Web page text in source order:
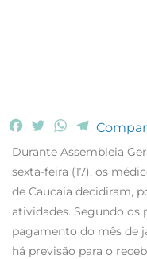
F
c
e
b
o
o
k
i
t
t
e
r
W
a
t
s
A
p
p
T
l
e
g
r
a
m
Durante Assembleia
sexta-feira (17), os
de Caucaia decidiram,
atividades. Segundo os
pagamento do mês de
há previsão para o